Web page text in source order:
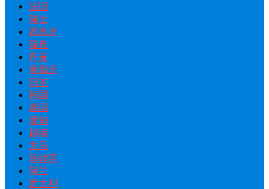
法国
瑞士
西班牙
瑞典
丹麦
葡萄牙
日本
韩国
泰国
缅甸
越南
大马
菲律宾
荷兰
意大利